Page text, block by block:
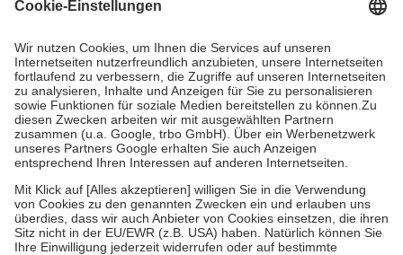
Kosten dafür, der Versicherte trägt einen Teil davon als Zuzahlung
Grundsätzlich leisten Mitglieder Zuzahlungen in Höhe von zehn
Prozent des Abgabepreises,mindestensjedochfünf Euround
höchstens zehn Euro.Es sind jedoch nie mehr als die tatsächlichen
Kosten der Leistung zu entrichten.
Diese Regeln gelten grundsätzlich auch für Online-Apotheken.
Bei Heilmitteln und häuslicher Krankenpflege beträgt die
Zuzahlung zehn Prozent der Kosten sowie zehn Euro je
Um das Engagement der Versicherten für ihre eigene Gesundheit zu
stärken und die besondere Stellung der Familie zu unterstützen,
fallenkeine Zuzahlungen an bei: